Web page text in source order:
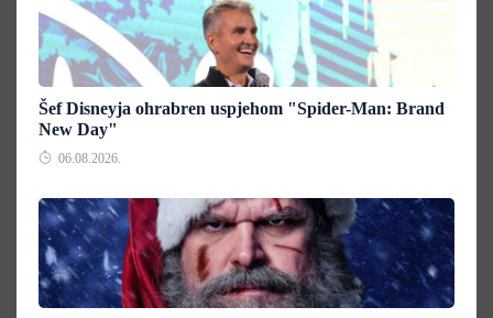
Šef Disneyja ohrabren uspjehom "Spider-Man: Brand
New Day"
06.08.2026.